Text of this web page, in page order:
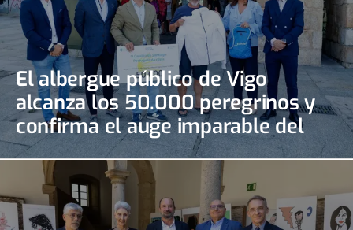
El albergue público de Vigo
alcanza los 50.000 peregrinos y
confirma el auge imparable del
Camino Portugués de la Costa